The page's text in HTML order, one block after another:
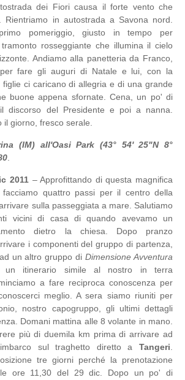
dei Fiori causa il forte vento che
Rientriamo in autostrada a Savona nord.
pomeriggio, giusto in tempo per
rosseggiante che illumina il cielo
Andiamo alla panetteria da Franco,
fare gli auguri di Natale e lui, con la
ci caricano di allegria e di una grande
buone appena sfornate. Cena, un po' di
discorso del Presidente e poi a nanna.
il giorno, fresco serale.
(IM) all'Oasi Park (43° 54' 25"N 8°
2011– Approfittando di questa magnifica
quattro passi per il centro della
sulla passeggiata a mare. Salutiamo
vicini di casa di quando avevamo un
dietro la chiesa. Dopo pranzo
i componenti del gruppo di partenza,
un altro gruppo diDimensione Avventura
un itinerario simile al nostro in terra
a fare reciproca conoscenza per
meglio. A sera siamo riuniti per
nostro capogruppo, gli ultimi dettagli
Domani mattina alle 8 volante in mano.
più di duemila km prima di arrivare ad
sul traghetto diretto a Tangeri
tre giorni perché la prenotazione
ore 11,30 del 29 dic. Dopo un po' di